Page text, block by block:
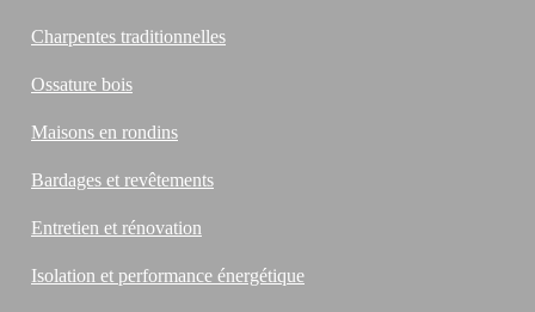
Charpentes traditionnelles
Ossature bois
Maisons en rondins
Bardages et revêtements
Entretien et rénovation
Isolation et performance énergétique